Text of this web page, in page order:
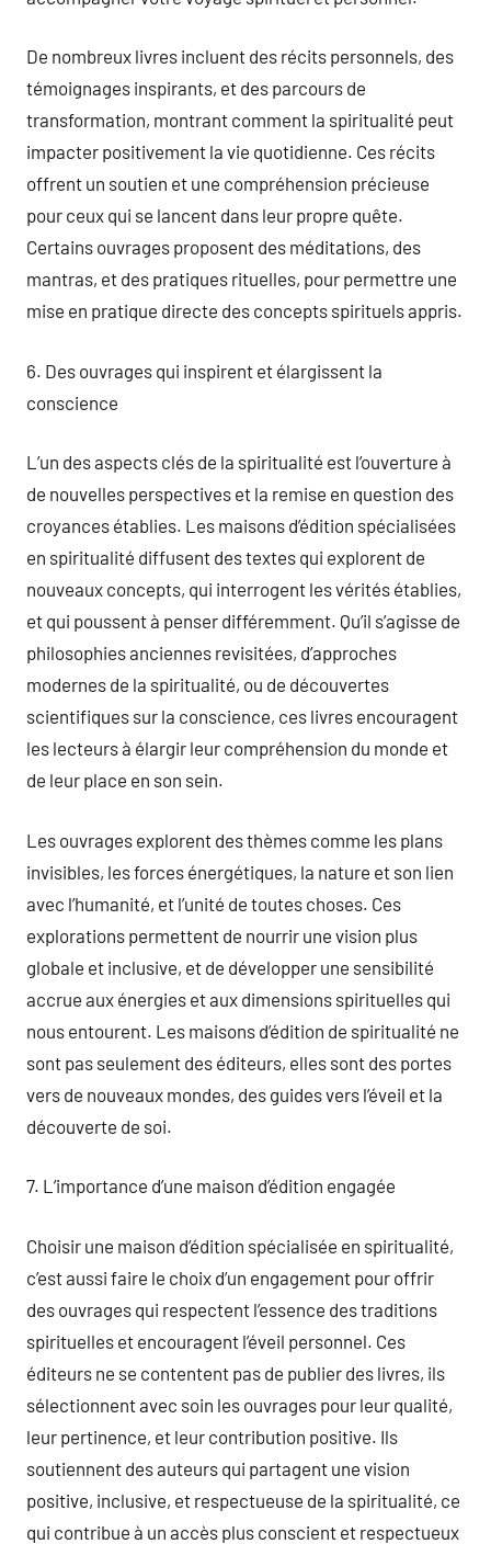
De nombreux livres incluent des récits personnels, des
témoignages inspirants, et des parcours de
transformation, montrant comment la spiritualité peut
impacter positivement la vie quotidienne. Ces récits
offrent un soutien et une compréhension précieuse
pour ceux qui se lancent dans leur propre quête.
Certains ouvrages proposent des méditations, des
mantras, et des pratiques rituelles, pour permettre une
mise en pratique directe des concepts spirituels appris.
6. Des ouvrages qui inspirent et élargissent la
conscience
L’un des aspects clés de la spiritualité est l’ouverture à
de nouvelles perspectives et la remise en question des
croyances établies. Les maisons d’édition spécialisées
en spiritualité diffusent des textes qui explorent de
nouveaux concepts, qui interrogent les vérités établies,
et qui poussent à penser différemment. Qu’il s’agisse de
philosophies anciennes revisitées, d’approches
modernes de la spiritualité, ou de découvertes
scientifiques sur la conscience, ces livres encouragent
les lecteurs à élargir leur compréhension du monde et
de leur place en son sein.
Les ouvrages explorent des thèmes comme les plans
invisibles, les forces énergétiques, la nature et son lien
avec l’humanité, et l’unité de toutes choses. Ces
explorations permettent de nourrir une vision plus
globale et inclusive, et de développer une sensibilité
accrue aux énergies et aux dimensions spirituelles qui
nous entourent. Les maisons d’édition de spiritualité ne
sont pas seulement des éditeurs, elles sont des portes
vers de nouveaux mondes, des guides vers l’éveil et la
découverte de soi.
7. L’importance d’une maison d’édition engagée
Choisir une maison d’édition spécialisée en spiritualité,
c’est aussi faire le choix d’un engagement pour offrir
des ouvrages qui respectent l’essence des traditions
spirituelles et encouragent l’éveil personnel. Ces
éditeurs ne se contentent pas de publier des livres, ils
sélectionnent avec soin les ouvrages pour leur qualité,
leur pertinence, et leur contribution positive. Ils
soutiennent des auteurs qui partagent une vision
positive, inclusive, et respectueuse de la spiritualité, ce
qui contribue à un accès plus conscient et respectueux